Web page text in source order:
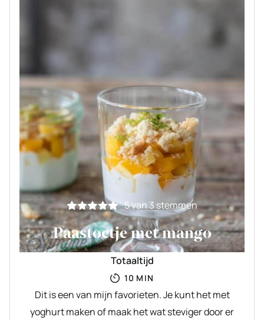
5van3stemmen
Paastoetje met mango
Totaaltijd
10 MINUTEN
MIN
Dit is een van mijn favorieten. Je kunt het met
yoghurt maken of maak het wat steviger door er